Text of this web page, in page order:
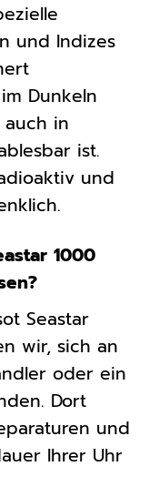
und Indizes
Dunkeln
in
ist.
und
1000
Seastar
wir, sich an
oder ein
Dort
und
Ihrer Uhr